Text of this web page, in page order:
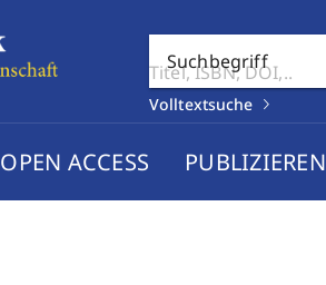
Suchbegriff
Volltextsuche
OPEN ACCESS PUBLIZIEREN